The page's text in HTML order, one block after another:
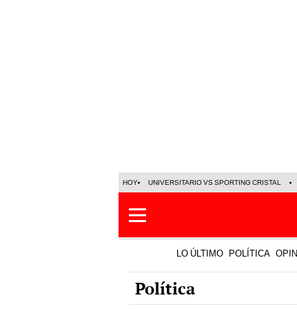
HOY UNIVERSITARIO VS SPORTING CRISTAL
LO ÚLTIMO POLÍTICA
Política